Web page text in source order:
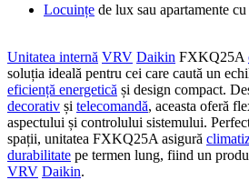
Locuințe de lux sau apartamente cu
Unitatea internă VRV Daikin FXKQ25A
soluția ideală pentru cei care caută un
eficiență energetică și design compact.
decorativ și telecomandă, aceasta oferă
aspectului și controlului sistemului.
spații, unitatea FXKQ25A asigură
durabilitate pe termen lung, fiind un
VRV Daikin.